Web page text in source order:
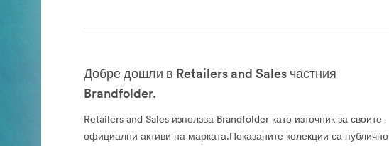
Добре дошли в Retailers and Sales частния
Brandfolder.
Retailers and Sales използва Brandfolder като източник за своите
официални активи на марката.Показаните колекции са публично